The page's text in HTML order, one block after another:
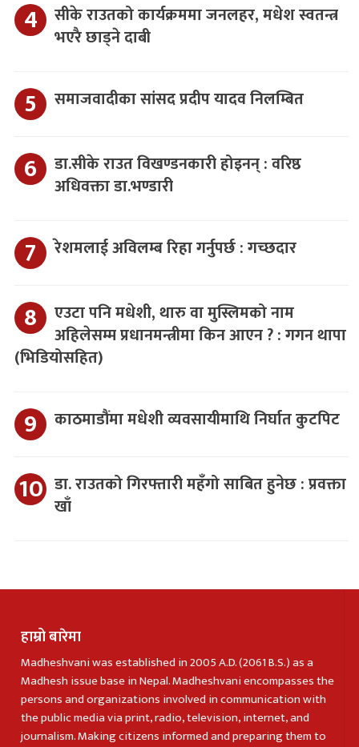
सीके राउतको कार्यक्रममा जनलहर, मधेश स्वतन्त्र
भएरै छाड्ने दाबी
समाजवादीका सांसद प्रदीप यादव निलम्बित
डा.सीके राउत विखण्डनकारी होइनन् : वरिष्ठ
अधिवक्ता डा.भण्डारी
रेशमलाई अविलम्ब रिहा गर्नुपर्छ : गच्छदार
एउटा पनि मधेशी, थारु वा मुस्लिमको नाम
अहिलेसम्म प्रधानमन्त्रीमा किन आएन ? : गगन थापा
(भिडियोसहित)
काठमाडौंमा मधेशी व्यवसायीमाथि निर्घात कुटपिट
डा. राउतको गिरफ्तारी महँगो साबित हुनेछ : प्रवक्ता
खाँ
हाम्रो बारेमा
Madheshvani was established in 2005 A.D. (2061 B.S.) as a
Madhesh issue base in Nepal. Madheshvani encompasses the
persons and organizations involved in communication with
the public media via print, radio, television, internet, and
journalism. Making citizens informed and preparing them to